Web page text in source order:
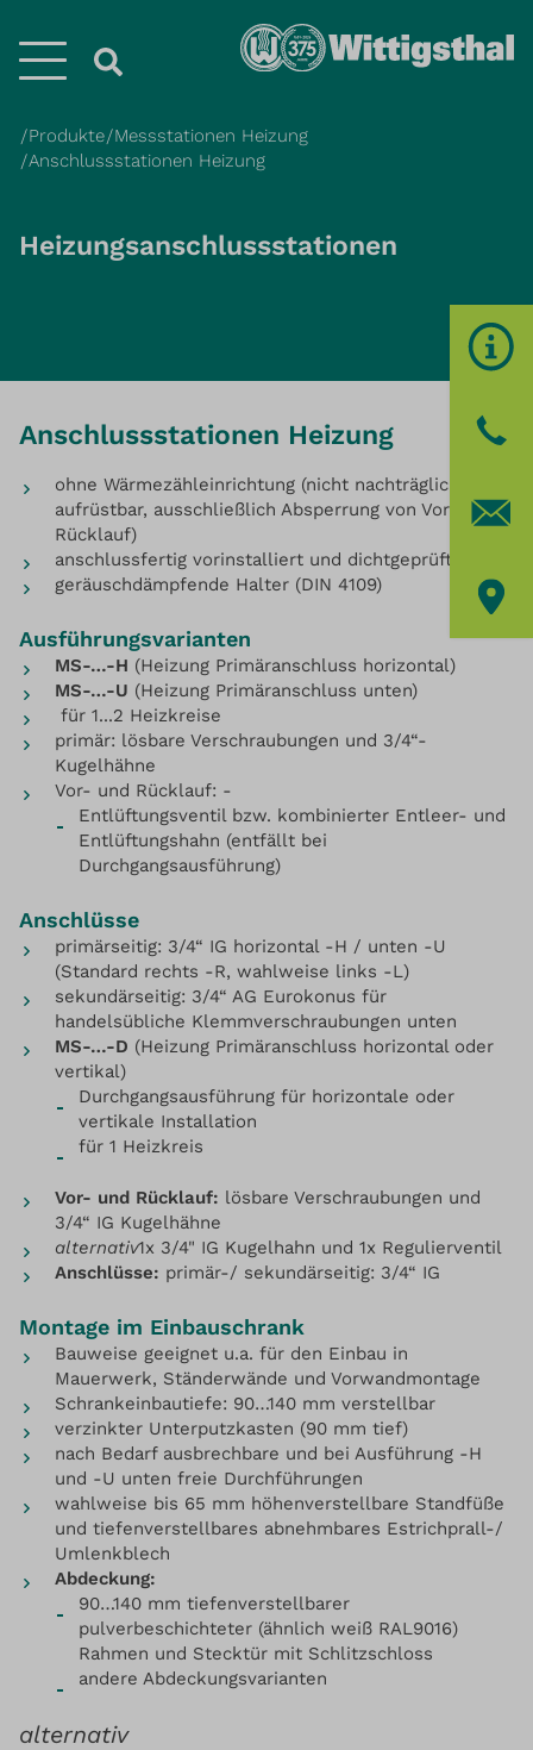
Menü
Produkte Messstationen Heizung
Anschlussstationen Heizung
Heizungsanschlussstationen
Anschlussstationen Heizung
ohne Wärmezähleinrichtung (nicht nachträglich
aufrüstbar, ausschließlich Absperrung von Vor- und
Rücklauf)
anschlussfertig vorinstalliert und dichtgeprüft
geräuschdämpfende Halter (DIN 4109)
Ausführungsvarianten
MS-…-H (Heizung Primäranschluss horizontal)
MS-…-U (Heizung Primäranschluss unten)
für 1...2 Heizkreise
primär: lösbare Verschraubungen und 3/4“-
Kugelhähne
Vor- und Rücklauf: -
Entlüftungsventil bzw. kombinierter Entleer- und
Entlüftungshahn (entfällt bei
Durchgangsausführung)
Anschlüsse
primärseitig: 3/4“ IG horizontal -H / unten -U
(Standard rechts -R, wahlweise links -L)
sekundärseitig: 3/4“ AG Eurokonus für
handelsübliche Klemmverschraubungen unten
MS-…-D (Heizung Primäranschluss horizontal oder
vertikal)
Durchgangsausführung für horizontale oder
vertikale Installation
für 1 Heizkreis
Vor- und Rücklauf: lösbare Verschraubungen und
3/4“ IG Kugelhähne
alternativ1x 3/4" IG Kugelhahn und 1x Regulierventil
Anschlüsse: primär-/ sekundärseitig: 3/4“ IG
Montage im Einbauschrank
Bauweise geeignet u.a. für den Einbau in
Mauerwerk, Ständerwände und Vorwandmontage
Schrankeinbautiefe: 90…140 mm verstellbar
verzinkter Unterputzkasten (90 mm tief)
nach Bedarf ausbrechbare und bei Ausführung -H
und -U unten freie Durchführungen
wahlweise bis 65 mm höhenverstellbare Standfüße
und tiefenverstellbares abnehmbares Estrichprall-/
Umlenkblech
Abdeckung:
90…140 mm tiefenverstellbarer
pulverbeschichteter (ähnlich weiß RAL9016)
Rahmen und Stecktür mit Schlitzschloss
andere Abdeckungsvarianten
alternativ